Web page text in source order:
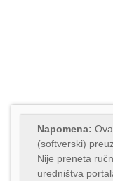
Napomena:
(softverski)
Nije preneta
uredništva